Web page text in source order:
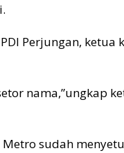
Perjungan, ketua
nama,”ungkap
Metro sudah